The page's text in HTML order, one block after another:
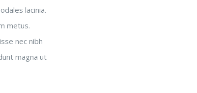
lacinia.
metus.
nec nibh
magna ut